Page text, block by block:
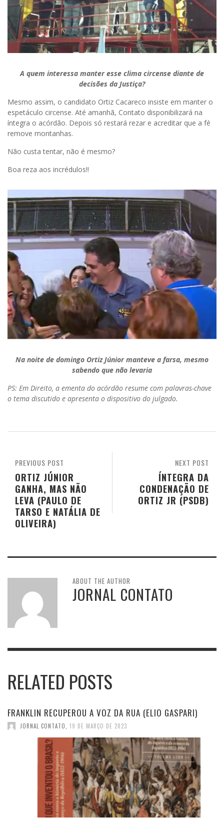
A quem interessa manter esse clima circense diante de
decisões da Justiça?
Mesmo assim, o candidato Ortiz Cacareco insiste em manter o
espetáculo circense. Até amanhã, Contato disponibilizará na
íntegra o acórdão. Depois só restará rezar e acreditar que a fé
remove montanhas.
Não custa tentar, não é mesmo?
Boa reza aos incrédulos!!
Na noite de domingo Ortiz Júnior manteve a farsa, mesmo
sabendo que não levaria
PS: Em Direito, a ementa do acórdão resume com palavras-chave
o tema discutido e apresenta o dispositivo do julgado.
NEXT POST
ÍNTEGRA DA
CONDENAÇÃO DE
ORTIZ JR (PSDB)
PREVIOUS POST
ORTIZ JÚNIOR
GANHA, MAS NÃO
LEVA (PAULO DE
TARSO E NATÁLIA DE
OLIVEIRA)
ABOUT THE AUTHOR
JORNAL CONTATO
RELATED POSTS
FRANKLIN RECUPEROU A VOZ DA RUA (ELIO GASPARI)
JORNAL CONTATO 19 DE MARÇO DE 2023